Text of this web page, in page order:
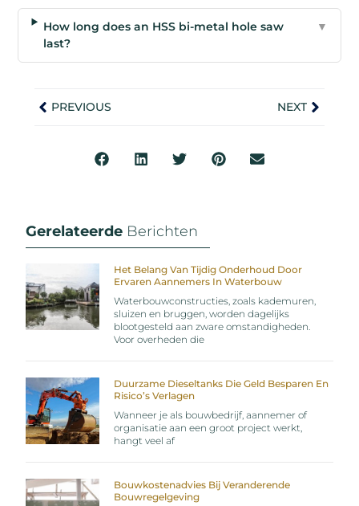
How long does an HSS bi-metal hole saw
last?
▼
PREVIOUS NEXT
Gerelateerde Berichten
Het Belang Van Tijdig Onderhoud Door
Ervaren Aannemers In Waterbouw
Waterbouwconstructies, zoals kademuren,
sluizen en bruggen, worden dagelijks
blootgesteld aan zware omstandigheden.
Voor overheden die
Duurzame Dieseltanks Die Geld Besparen En
Risico’s Verlagen
Wanneer je als bouwbedrijf, aannemer of
organisatie aan een groot project werkt,
hangt veel af
Bouwkostenadvies Bij Veranderende
Bouwregelgeving